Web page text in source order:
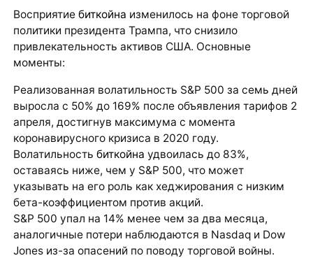
Восприятие биткойна изменилось на фоне торговой
политики президента Трампа, что снизило
привлекательность активов США. Основные
моменты:
Реализованная волатильность S&P 500 за семь дней
выросла с 50% до 169% после объявления тарифов 2
апреля, достигнув максимума с момента
коронавирусного кризиса в 2020 году.
Волатильность биткойна удвоилась до 83%,
оставаясь ниже, чем у S&P 500, что может
указывать на его роль как хеджирования с низким
бета-коэффициентом против акций.
S&P 500 упал на 14% менее чем за два месяца,
аналогичные потери наблюдаются в Nasdaq и Dow
Jones из-за опасений по поводу торговой войны.